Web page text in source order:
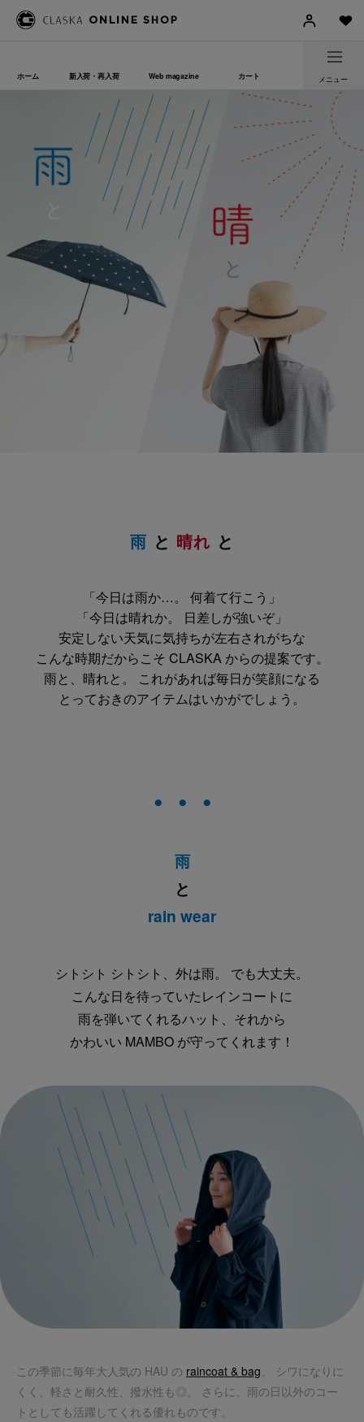
ホーム 新入荷・再入荷 Web magazine カート メニュー
雨 と 晴れ と
「今日は雨か…。 何着て行こう」
「今日は晴れか。 日差しが強いぞ」
安定しない天気に気持ちが左右されがちな
こんな時期だからこそ CLASKA からの提案です。
雨と、晴れと。 これがあれば毎日が笑顔になる
とっておきのアイテムはいかがでしょう。
● ● ●
雨
と
rain wear
シトシト シトシト、外は雨。 でも大丈夫。
こんな日を待っていたレインコートに
雨を弾いてくれるハット、それから
かわいい MAMBO が守ってくれます！
この季節に毎年大人気の HAU の raincoat & bag 。 シワになりに
くく、軽さと耐久性、撥水性も◎。 さらに、雨の日以外のコー
トとしても活躍してくれる優れものです。